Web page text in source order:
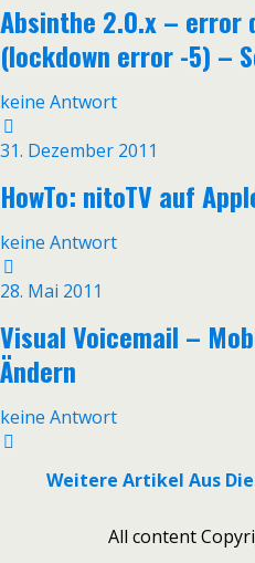
Absinthe 2.0.x – error
(lockdown error -5) –
keine Antwort
31. Dezember 2011
HowTo: nitoTV auf
keine Antwort
28. Mai 2011
Visual Voicemail –
Ändern
keine Antwort
Weitere Artikel Aus
All content